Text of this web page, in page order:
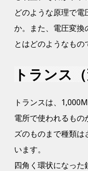
どのような原理で電
か。また、電圧変換
とはどのようなもの
トランス
トランスは、
電所で使われるもの
ズのものまで種類
います。
四角く環状になっ